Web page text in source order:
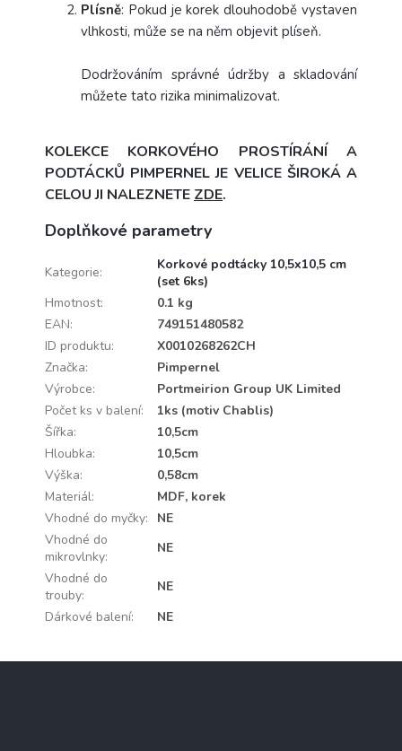
Plísně: Pokud je korek dlouhodobě vystaven
vlhkosti, může se na něm objevit plíseň.
Dodržováním správné údržby a skladování
můžete tato rizika minimalizovat.
KOLEKCE KORKOVÉHO PROSTÍRÁNÍ A
PODTÁCKŮ PIMPERNEL JE VELICE ŠIROKÁ A
CELOU JI NALEZNETE ZDE.
Doplňkové parametry
Kategorie:
Korkové podtácky 10,5x10,5 cm
(set 6ks)
Hmotnost:
0.1 kg
EAN:
749151480582
ID produktu:
X0010268262CH
Značka:
Pimpernel
Výrobce:
Portmeirion Group UK Limited
Počet ks v balení:
1ks (motiv Chablis)
Šířka:
10,5cm
Hloubka:
10,5cm
Výška:
0,58cm
Materiál:
MDF, korek
Vhodné do myčky:
NE
Vhodné do
mikrovlnky:
NE
Vhodné do
trouby:
NE
Dárkové balení: NE